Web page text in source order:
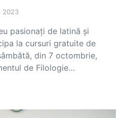
2023
pasionați de latină și
la cursuri gratuite de
din 7 octombrie,
de Filologie…